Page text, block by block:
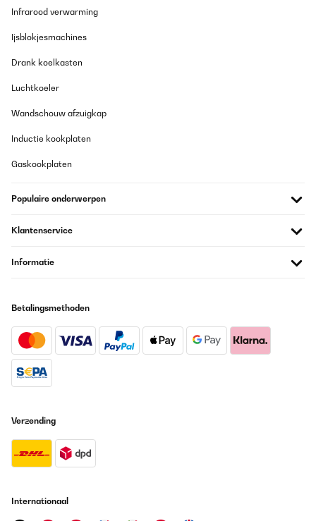
Infrarood verwarming
Ijsblokjesmachines
Drank koelkasten
Luchtkoeler
Wandschouw afzuigkap
Inductie kookplaten
Gaskookplaten
Populaire onderwerpen
Klantenservice
Informatie
Betalingsmethoden
Verzending
Internationaal